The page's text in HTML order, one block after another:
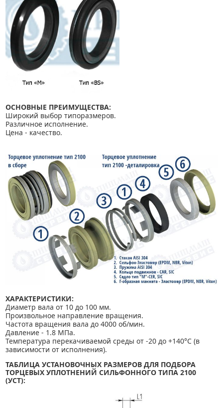
ОСНОВНЫЕ ПРЕИМУЩЕСТВА:
Широкий выбор типоразмеров.
Различное исполнение.
Цена - качество.
ХАРАКТЕРИСТИКИ:
Диаметр вала от 10 до 100 мм.
Произвольное направление вращения.
Частота вращения вала до 4000 об/мин.
Давление - 1.8 МПа.
Температура перекачиваемой среды от -20 до +140°С (в
зависимости от исполнения).
ТАБЛИЦА УСТАНОВОЧНЫХ РАЗМЕРОВ ДЛЯ ПОДБОРА
ТОРЦЕВЫХ УПЛОТНЕНИЙ СИЛЬФОННОГО ТИПА 2100
(УСТ):